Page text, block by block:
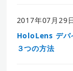
2017年07月29
HoloLens デバ
３つの方法